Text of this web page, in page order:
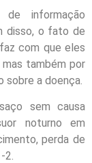
informação
disso, o fato de
com que eles
também por
sobre a doença.
sem causa
noturno em
perda de
2.